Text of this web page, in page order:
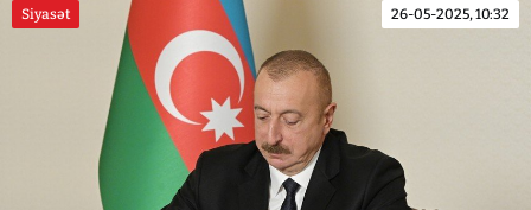
Siyasət 26-05-2025, 10:32